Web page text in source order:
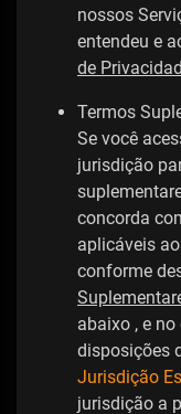
nossos
entendeu e
de
Termos
Se você
jurisdição
concorda
aplicáveis
conforme
abaixo , e
disposições
Jurisdição
jurisdição a